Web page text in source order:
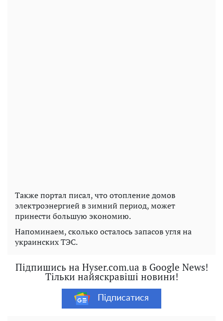
Также портал писал, что отопление домов
электроэнергией в зимний период, может
принести большую экономию.
Напоминаем, сколько осталось запасов угля на
украинских ТЭС.
Підпишись на Hyser.com.ua в Google News!
Тільки найяскравіші новини!
Підписатися